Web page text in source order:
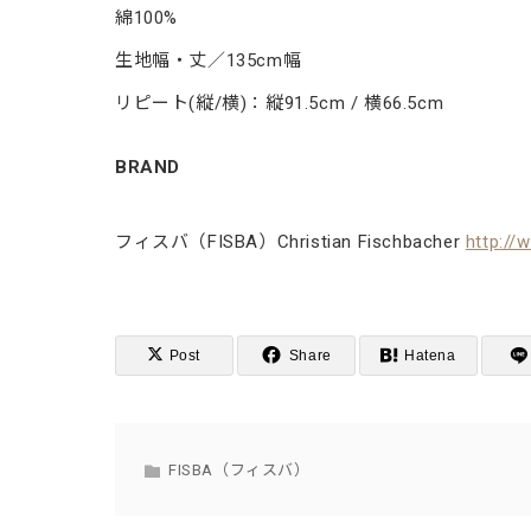
綿100%
生地幅・丈／135cm幅
リピート(縦/横)：縦91.5cm / 横66.5cm
BRAND
フィスバ（FISBA）Christian Fischbacher http://
Post Share Hatena
FISBA（フィスバ）